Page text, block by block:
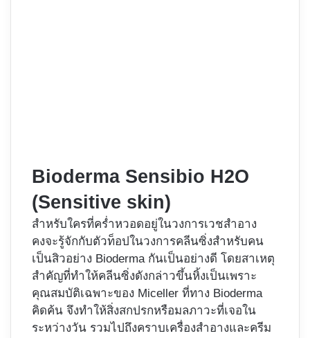
Bioderma Sensibio H2O
(Sensitive skin)
สำหรับใครที่คร่ำหวอดอยู่ในวงการเวชสำอาง
คงจะรู้จักกับตัวท็อปในวงการคลีนซิ่งสำหรับคน
เป็นสิวอย่าง Bioderma กันเป็นอย่างดี โดยสาเหตุ
สำคัญที่ทำให้คลีนซิ่งดังกล่าวขึ้นหิ้งเป็นเพราะ
คุณสมบัติเฉพาะของ Miceller ที่ทาง Bioderma
คิดค้น จึงทำให้สิ่งสกปรกหรือมลภาวะที่เจอใน
ระหว่างวัน รวมไปถึงคราบเครื่องสำอางและครีม